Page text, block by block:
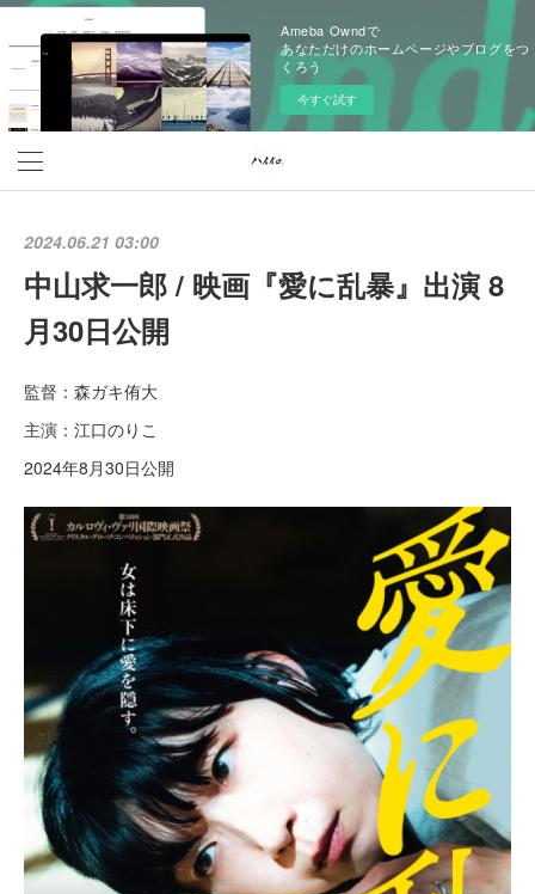
Ameba Owndで
あなただけのホームページやブログをつ
くろう
今すぐ試す
2024.06.21 03:00
中山求一郎 / 映画『愛に乱暴』出演 8
月30日公開
監督：森ガキ侑大
主演：江口のりこ
2024年8月30日公開